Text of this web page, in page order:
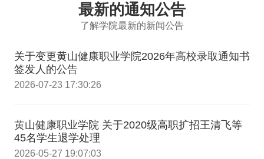
最新的通知公告
了解学院最新的新闻公告
关于变更黄山健康职业学院2026年高校录取通知书
签发人的公告
2026-07-23 17:30:26
黄山健康职业学院 关于2020级高职扩招王清飞等
45名学生退学处理
2026-05-27 19:07:03